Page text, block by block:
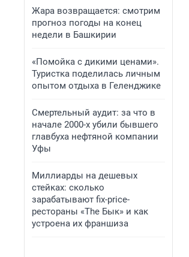
Жара возвращается: смотрим
прогноз погоды на конец
недели в Башкирии
«Помойка с дикими ценами».
Туристка поделилась личным
опытом отдыха в Геленджике
Смертельный аудит: за что в
начале 2000-х убили бывшего
главбуха нефтяной компании
Уфы
Миллиарды на дешевых
стейках: сколько
зарабатывают fix-price-
рестораны «The Бык» и как
устроена их франшиза